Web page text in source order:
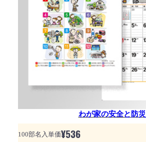
わが家の安全と防災
100部名入単価¥536